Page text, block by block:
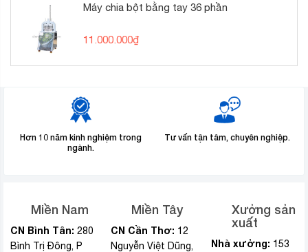
Máy chia bột bằng tay 36 phần
11.000.000₫
Hơn 10 năm kinh nghiệm trong
ngành.
Tư vấn tận tâm, chuyên nghiệp.
Miền Nam
CN Bình Tân: 280
Bình Trị Đông, P
Miền Tây
CN Cần Thơ: 12
Nguyễn Việt Dũng,
Xưởng sản
xuất
Nhà xưởng: 153